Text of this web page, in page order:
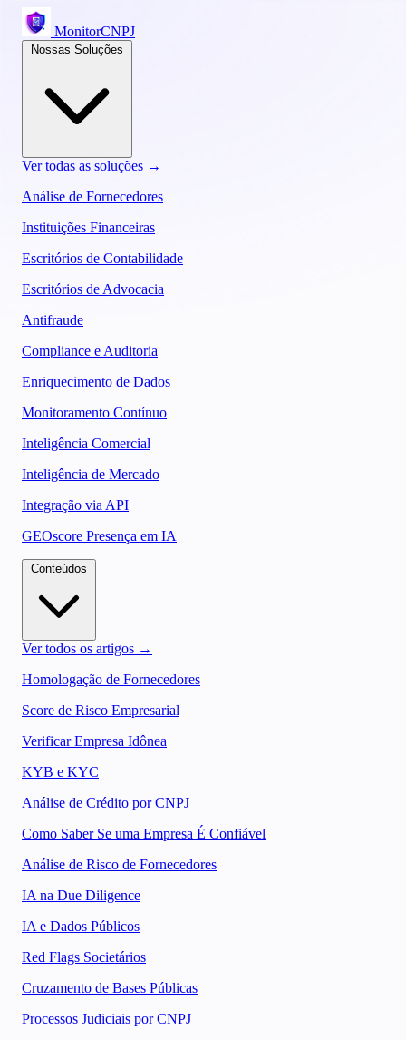
MonitorCNPJ
Ver todas as soluções →
Análise de Fornecedores
Instituições Financeiras
Escritórios de Contabilidade
Escritórios de Advocacia
Antifraude
Compliance e Auditoria
Enriquecimento de Dados
Monitoramento Contínuo
Inteligência Comercial
Inteligência de Mercado
Integração via API
GEOscore Presença em IA
Ver todos os artigos →
Homologação de Fornecedores
Score de Risco Empresarial
Verificar Empresa Idônea
KYB e KYC
Análise de Crédito por CNPJ
Como Saber Se uma Empresa É Confiável
Análise de Risco de Fornecedores
IA na Due Diligence
IA e Dados Públicos
Red Flags Societários
Cruzamento de Bases Públicas
Processos Judiciais por CNPJ